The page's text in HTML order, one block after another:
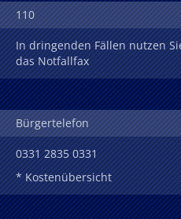
110
In dringenden Fällen nutzen
das Notfallfax
Bürgertelefon
0331 2835 0331
* Kostenübersicht